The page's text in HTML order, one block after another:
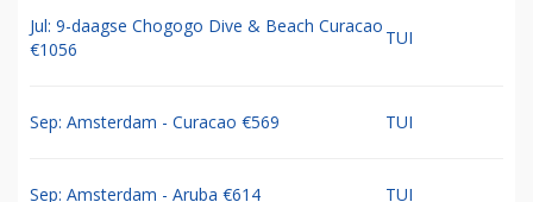
Jul: 9-daagse Chogogo Dive & Beach Curacao
€1056
TUI
Sep: Amsterdam - Curacao €569 TUI
Sep: Amsterdam - Aruba €614 TUI